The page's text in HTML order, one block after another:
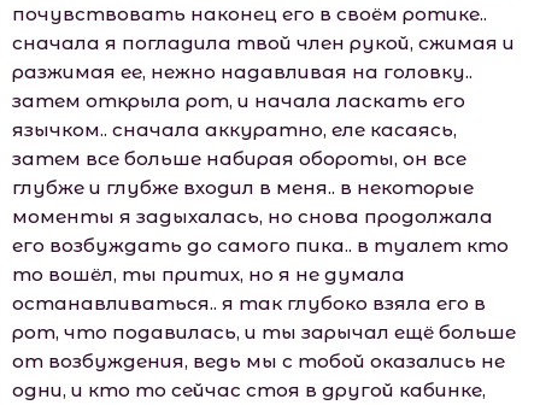
почувствовать наконец его в своём ротике..
сначала я погладила твой член рукой, сжимая и
разжимая ее, нежно надавливая на головку..
затем открыла рот, и начала ласкать его
язычком.. сначала аккуратно, еле касаясь,
затем все больше набирая обороты, он все
глубже и глубже входил в меня.. в некоторые
моменты я задыхалась, но снова продолжала
его возбуждать до самого пика.. в туалет кто
то вошёл, ты притих, но я не думала
останавливаться.. я так глубоко взяла его в
рот, что подавилась, и ты зарычал ещё больше
от возбуждения, ведь мы с тобой оказались не
одни, и кто то сейчас стоя в другой кабинке,